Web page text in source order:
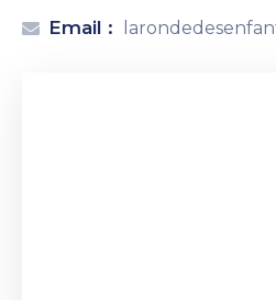
Email :